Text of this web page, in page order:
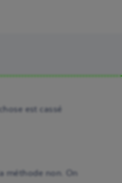
est cassé
méthode non. On